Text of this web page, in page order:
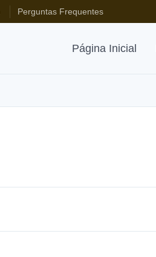
Perguntas Frequentes
Página Inicial